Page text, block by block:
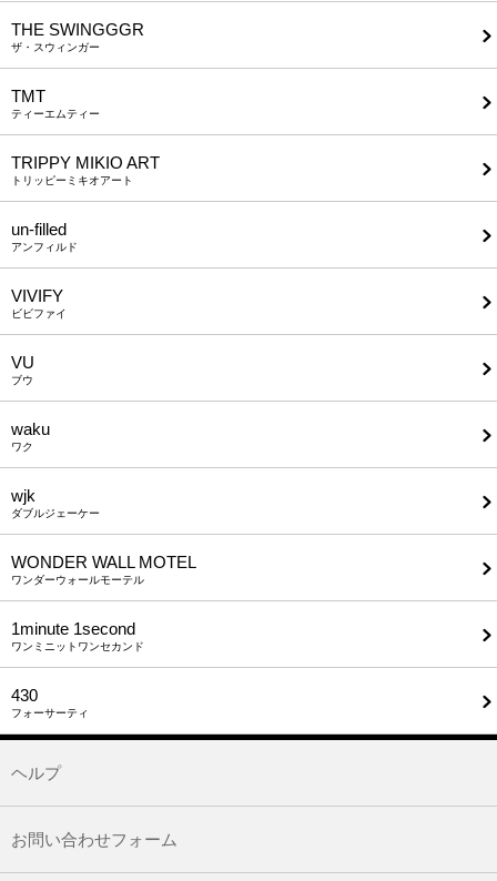
THE SWINGGGR
ザ・スウィンガー
TMT
ティーエムティー
TRIPPY MIKIO ART
トリッピーミキオアート
un-filled
アンフィルド
VIVIFY
ビビファイ
VU
ブウ
waku
ワク
wjk
ダブルジェーケー
WONDER WALL MOTEL
ワンダーウォールモーテル
1minute​ 1second
ワンミニットワンセカンド
430
フォーサーティ
ヘルプ
お問い合わせフォーム